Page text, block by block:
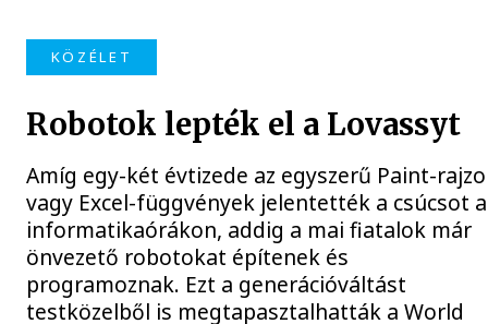
KÖZÉLET
Robotok lepték el a Lovassyt
Amíg egy-két évtizede az egyszerű Paint-
vagy Excel-függvények jelentették a csúcsot
informatikaórákon, addig a mai fiatalok már
önvezető robotokat építenek és
programoznak. Ezt a generációváltást
testközelből is megtapasztalhatták a World